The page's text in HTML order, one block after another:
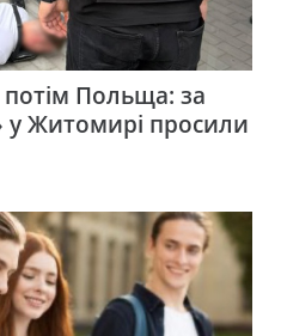
Польща: за
у Житомирі просили